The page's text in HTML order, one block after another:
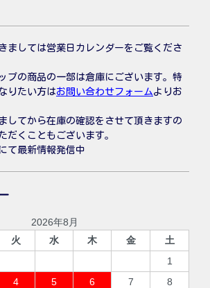
ましては営業日カレンダーをご覧くださ
プの商品の一部は倉庫にございます。特
りたい方はお問い合わせフォームよりお
してから在庫の確認をさせて頂きますの
だくこともございます。
にて最新情報発信中
2026年8月
火 水 木 金
土
1
4 5 6 7
8